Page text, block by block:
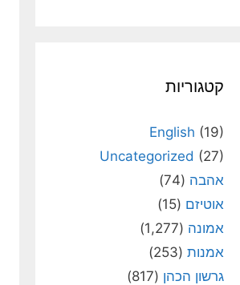
קטגוריות
English (19)
Uncategorized (27)
אהבה (74)
אוטיזם (15)
אמונה (1,277)
אמנות (253)
גרשון הכהן (817)